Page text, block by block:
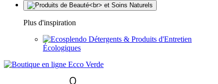
Plus d'inspiration
Détergents & Produits d'Entretien
Écologiques